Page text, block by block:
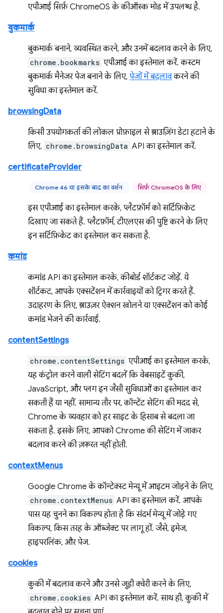
एपीआई सिर्फ़ ChromeOS के कीऑस्क मोड में उपलब्ध है.
बुकमार्क
बुकमार्क बनाने, व्यवस्थित करने, और उनमें बदलाव करने के लिए,
chrome.bookmarks एपीआई का इस्तेमाल करें. कस्टम
बुकमार्क मैनेजर पेज बनाने के लिए, पेजों में बदलावकरने की
सुविधा का इस्तेमाल करें.
browsingData
किसी उपयोगकर्ता की लोकल प्रोफ़ाइल से ब्राउज़िंग डेटा हटाने के
लिए, chrome.browsingData API का इस्तेमाल करें.
certificateProvider
Chrome 46 या इसके बाद का वर्शन सिर्फ़ ChromeOS के लिए
इस एपीआई का इस्तेमाल करके, प्लैटफ़ॉर्म को सर्टिफ़िकेट
दिखाए जा सकते हैं. प्लैटफ़ॉर्म, टीएलएस की पुष्टि करने के लिए
इन सर्टिफ़िकेट का इस्तेमाल कर सकता है.
कमांड
कमांड API का इस्तेमाल करके, कीबोर्ड शॉर्टकट जोड़ें. ये
शॉर्टकट, आपके एक्सटेंशन में कार्रवाइयों को ट्रिगर करते हैं.
उदाहरण के लिए, ब्राउज़र ऐक्शन खोलने या एक्सटेंशन को कोई
कमांड भेजने की कार्रवाई.
contentSettings
chrome.contentSettings एपीआई का इस्तेमाल करके,
यह कंट्रोल करने वाली सेटिंग बदलें कि वेबसाइटें कुकी,
JavaScript, और प्लग इन जैसी सुविधाओं का इस्तेमाल कर
सकती हैं या नहीं. सामान्य तौर पर, कॉन्टेंट सेटिंग की मदद से,
Chrome के व्यवहार को हर साइट के हिसाब से बदला जा
सकता है. इसके लिए, आपको Chrome की सेटिंग में जाकर
बदलाव करने की ज़रूरत नहीं होती.
contextMenus
Google Chrome के कॉन्टेक्स्ट मेन्यू में आइटम जोड़ने के लिए,
chrome.contextMenus API का इस्तेमाल करें. आपके
पास यह चुनने का विकल्प होता है कि संदर्भ मेन्यू में जोड़े गए
विकल्प, किस तरह के ऑब्जेक्ट पर लागू हों. जैसे, इमेज,
हाइपरलिंक, और पेज.
cookies
कुकी में बदलाव करने और उनसे जुड़ी क्वेरी करने के लिए,
chrome.cookies API का इस्तेमाल करें. साथ ही, कुकी में